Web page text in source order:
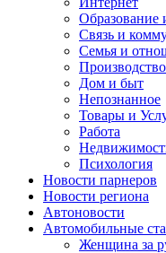
Образование
Связь и
Семья и
Дом и быт
Непознанное
Товары и
Работа
Психология
Новости парнеров
Новости региона
Автоновости
Автомобильные
Женщина за